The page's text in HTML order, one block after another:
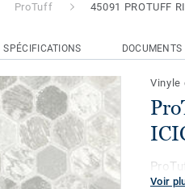
ProTuff 45091 PROTUFF
SPÉCIFICATIONS DOCUMENTS
Vinyle
Voir